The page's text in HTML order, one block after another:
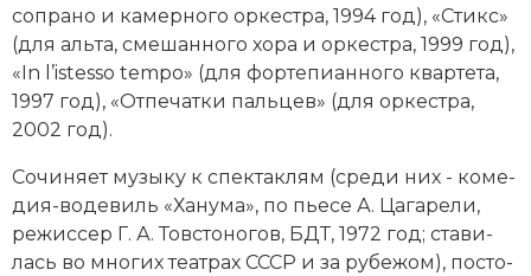
со­пра­но и ка­мер­но­го ор­ке­ст­ра, 1994 год), «Стикс»
(для аль­та, сме­шан­но­го хо­ра и ор­ке­ст­ра, 1999 год),
«In l’istesso tempo» (для фортепианного квар­те­та,
1997 год), «От­пе­чат­ки паль­цев» (для ор­ке­ст­ра,
2002 год).
Со­чи­ня­ет му­зы­ку к спек­так­лям (сре­ди них - ко­ме­
дия-во­де­виль «Ха­ну­ма», по пье­се А. Ца­га­ре­ли,
режиссер Г. А. Тов­сто­но­гов, БДТ, 1972 год; ста­ви­
лась во мно­гих те­ат­рах СССР и за ру­бе­жом), по­сто­